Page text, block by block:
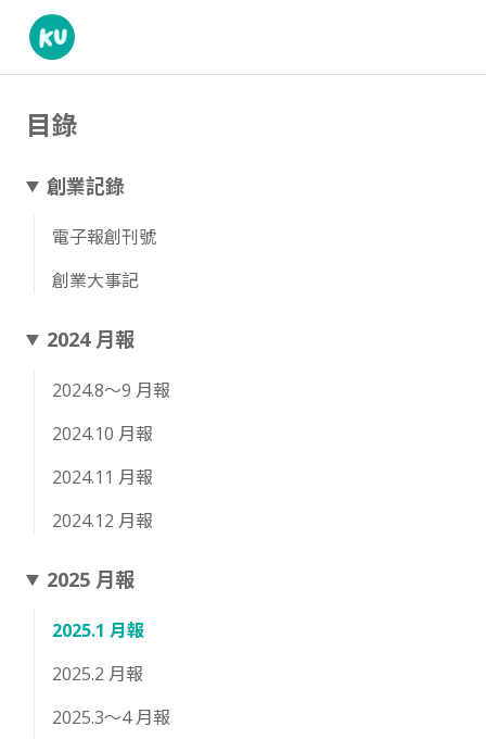
目錄
創業記錄
電子報創刊號
創業大事記
2024 月報
2024.8～9 月報
2024.10 月報
2024.11 月報
2024.12 月報
2025 月報
2025.1 月報
2025.2 月報
2025.3～4 月報